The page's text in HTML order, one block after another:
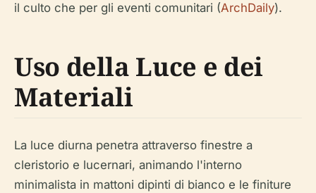
il culto che per gli eventi comunitari (ArchDaily).
Uso della Luce e dei
Materiali
La luce diurna penetra attraverso finestre a
cleristorio e lucernari, animando l'interno
minimalista in mattoni dipinti di bianco e le finiture